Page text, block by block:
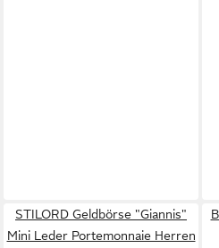
STILORD Geldbörse "Giannis"
Mini Leder Portemonnaie Herren